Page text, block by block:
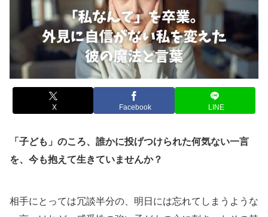
X Facebook LINE
「子ども」のころ、誰かに投げつけられた何気ない一言
を、今も抱えて生きていませんか？
相手にとっては冗談半分の、明日には忘れてしまうような